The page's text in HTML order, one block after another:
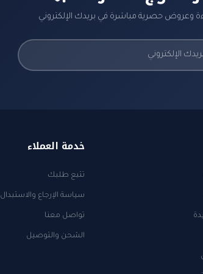
وعروض حصرية مباشرة في بريدك الإلكتروني
خدمة العملاء
تتبع طلبك
سياسة الإرجاع والاستبدال
تواصل معنا
الشحن والتوصيل